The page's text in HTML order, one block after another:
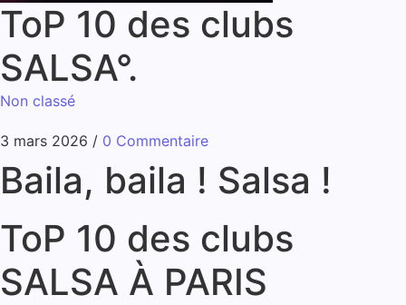
ToP 10 des clubs
SALSA°.
Non classé
3 mars 2026 / 0 Commentaire
Baila, baila ! Salsa !
ToP 10 des clubs
SALSA À PARIS